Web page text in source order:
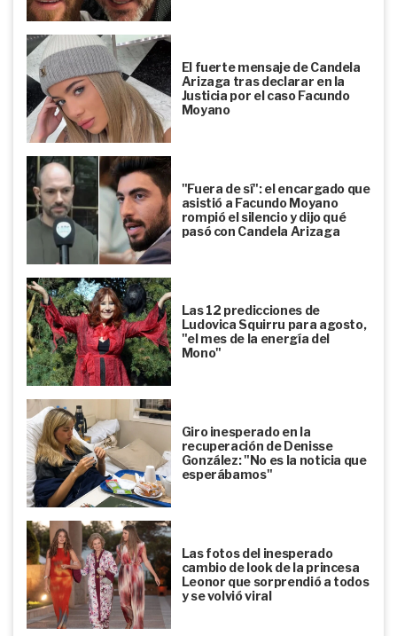
El fuerte mensaje de Candela
Arizaga tras declarar en la
Justicia por el caso Facundo
Moyano
"Fuera de sí": el encargado que
asistió a Facundo Moyano
rompió el silencio y dijo qué
pasó con Candela Arizaga
Las 12 predicciones de
Ludovica Squirru para agosto,
"el mes de la energía del
Mono"
Giro inesperado en la
recuperación de Denisse
González: "No es la noticia que
esperábamos"
Las fotos del inesperado
cambio de look de la princesa
Leonor que sorprendió a todos
y se volvió viral